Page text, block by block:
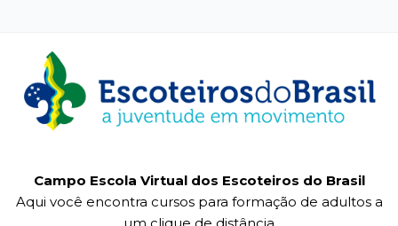
Campo Escola Virtual dos Escoteiros do Brasil
Aqui você encontra cursos para formação de adultos a